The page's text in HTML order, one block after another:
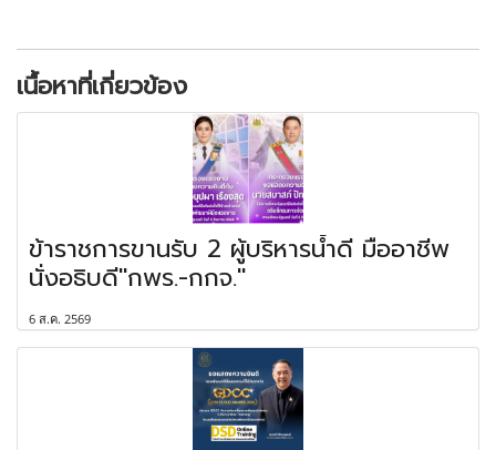
เนื้อหาที่เกี่ยวข้อง
ข้าราชการขานรับ 2 ผู้บริหารน้ำดี มืออาชีพ
นั่งอธิบดี"กพร.-กกจ."
6 ส.ค. 2569